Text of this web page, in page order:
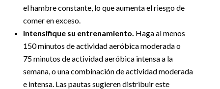
el hambre constante, lo que aumenta el riesgo de
comer en exceso.
Intensifique su entrenamiento. Haga al menos
150 minutos de actividad aeróbica moderada o
75 minutos de actividad aeróbica intensa a la
semana, o una combinación de actividad moderada
e intensa. Las pautas sugieren distribuir este